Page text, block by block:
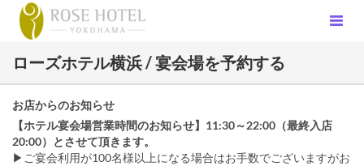
ローズホテル横浜 / 宴会場を予約する
お店からのお知らせ
【ホテル宴会場営業時間のお知らせ】11:30～22:00（最終入店
20:00）とさせて頂きます。
▶ご宴会利用が100名様以上になる場合はお手数でございますがお